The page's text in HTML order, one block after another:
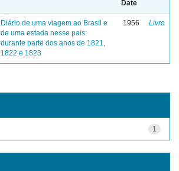
Date
Diário de uma viagem ao Brasil e
de uma estada nesse pais:
durante parte dos anos de 1821,
1822 e 1823
1956 Livro
1